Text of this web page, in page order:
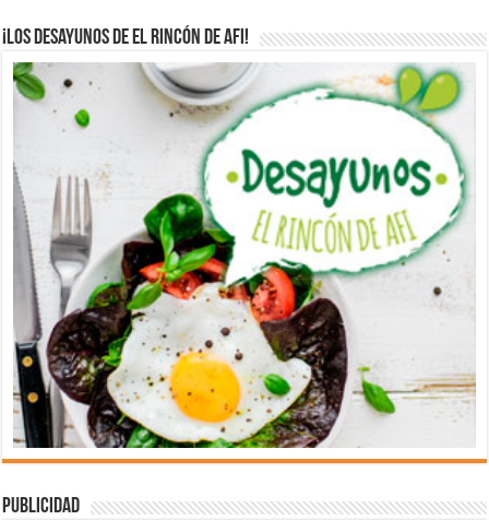
¡Los desayunos de El Rincón de Afi!
Publicidad